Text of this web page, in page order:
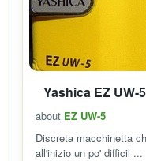
Yashica EZ UW-
about EZ UW-5
Discreta macchinetta
all'inizio un po' difficil ...